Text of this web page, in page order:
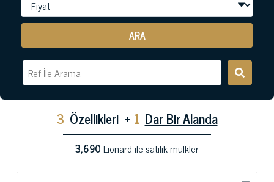
ARA
3 Özellikleri + 1 Dar Bir Alanda
3,690Lionard ile satılık mülkler